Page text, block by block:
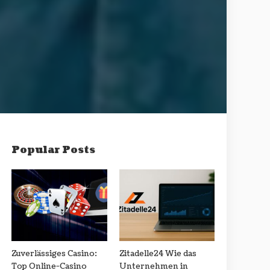
Popular Posts
Zuverlässiges Casino:
Top Online-Casino
Zitadelle24 Wie das
Unternehmen in